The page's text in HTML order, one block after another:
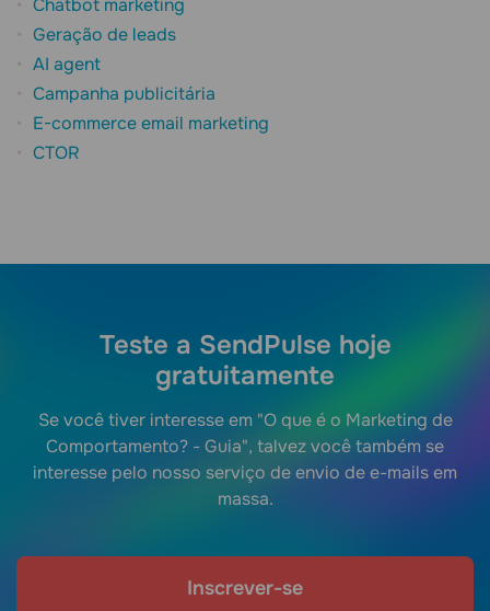
Geração de leads
AI agent
Campanha publicitária
E-commerce email marketing
CTOR
Teste a SendPulse hoje
gratuitamente
Se você tiver interesse em "O que é o Marketing de
Comportamento? - Guia", talvez você também se
interesse pelo nosso serviço de envio de e-mails em
massa.
Inscrever-se